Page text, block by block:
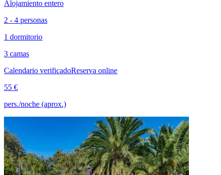
Alojamiento entero
2 - 4 personas
1 dormitorio
3 camas
Calendario verificadoReserva online
55 €
pers./noche (aprox.)